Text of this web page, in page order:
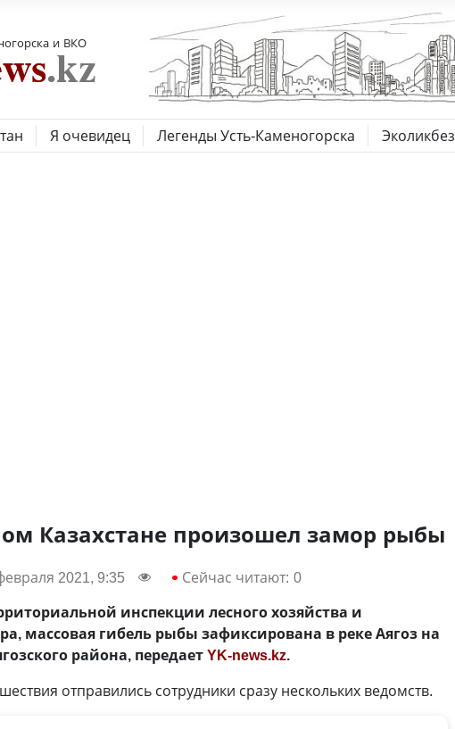
и ВКО
Я очевидец Легенды Усть-Каменогорска Эколикбез
Казахстане произошел замор рыбы
2021, 9:35 Сейчас читают: 0
инспекции лесного хозяйства и
массовая гибель рыбы зафиксирована в реке Аягоз на
района, передаетYK-news.kz.
отправились сотрудники сразу нескольких ведомств.